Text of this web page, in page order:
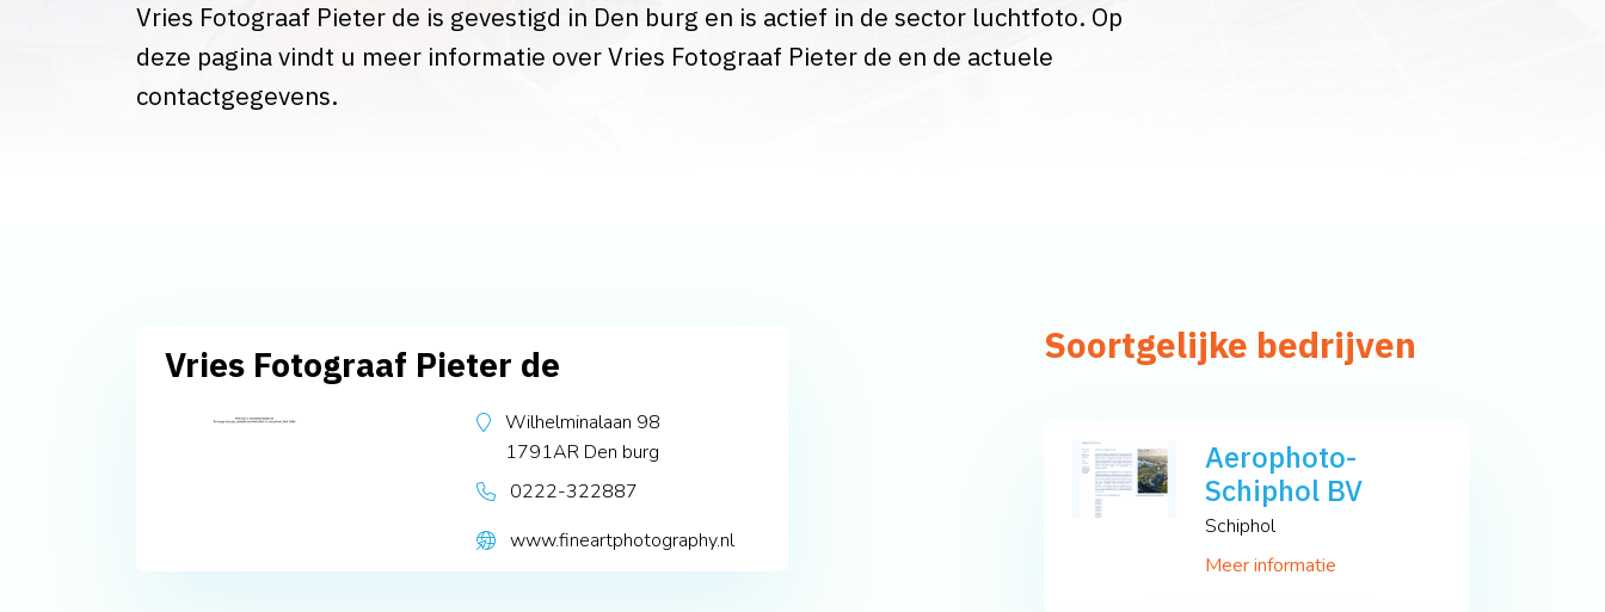
Vries Fotograaf Pieter de is gevestigd in Den burg en is actief in de sector luchtfoto. Op
deze pagina vindt u meer informatie over Vries Fotograaf Pieter de en de actuele
contactgegevens.
Vries Fotograaf Pieter de
Wilhelminalaan 98
1791AR Den burg
0222-322887
www.fineartphotography.nl
Soortgelijke bedrijven
Aerophoto-
Schiphol BV
Schiphol
Meer informatie